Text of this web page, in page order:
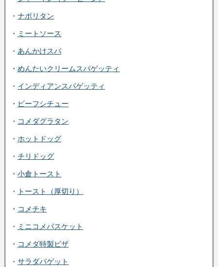
・ ナポリタン
・ ミートソース
・ あんかけスパ
・ めんたいクリームスパゲッティ
・ インディアンスパゲッティ
・ ビーフシチュー
・ コメダグラタン
・ ホットドッグ
・ チリドッグ
・ 小倉トースト
・ トースト（厚切り）
・ コメチキ
・ ミニコメバスケット
・ コメダ特製ピザ
・ サラダバゲット